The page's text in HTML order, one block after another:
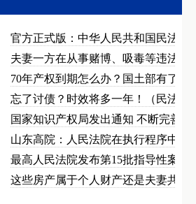
官方正式版：中华人民共和国民法总…
夫妻一方在从事赌博、吸毒等违法犯…
70年产权到期怎么办？国土部有了…
忘了讨债？时效将多一年！（民法草…
国家知识产权局发出通知 不断完善…
山东高院：人民法院在执行程序中可…
最高人民法院发布第15批指导性案…
这些房产属于个人财产还是夫妻共同…